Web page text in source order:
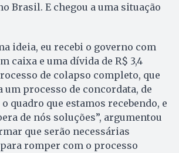
Brasil. E chegou a uma situação
ideia, eu recebi o governo com
caixa e uma dívida de R$ 3,4
de colapso completo, que
um processo de concordata, de
quadro que estamos recebendo, e
de nós soluções”, argumentou
que serão necessárias
romper com o processo